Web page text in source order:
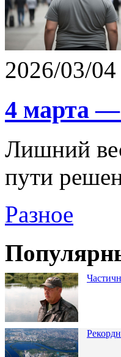
2026/03/
4 марта
Лишний
пути
Разное